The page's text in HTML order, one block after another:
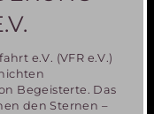
e.V. (VFR e.V.)
Begeisterte. Das
den Sternen –